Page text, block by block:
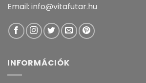
Email: info@vitafutar.hu
INFORMÁCIÓK